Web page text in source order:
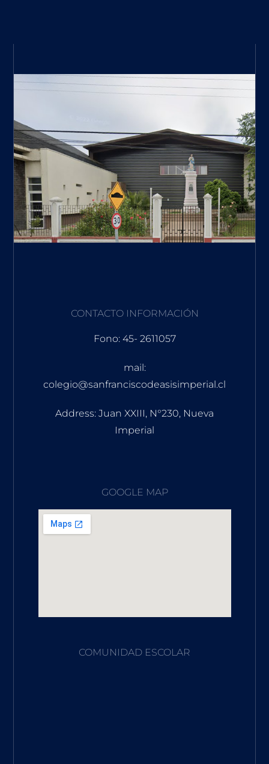
CONTACTO INFORMACIÓN
Fono: 45- 2611057
mail:
colegio@sanfranciscodeasisimperial.cl
Address: Juan XXIII, N°230, Nueva
Imperial
GOOGLE MAP
COMUNIDAD ESCOLAR